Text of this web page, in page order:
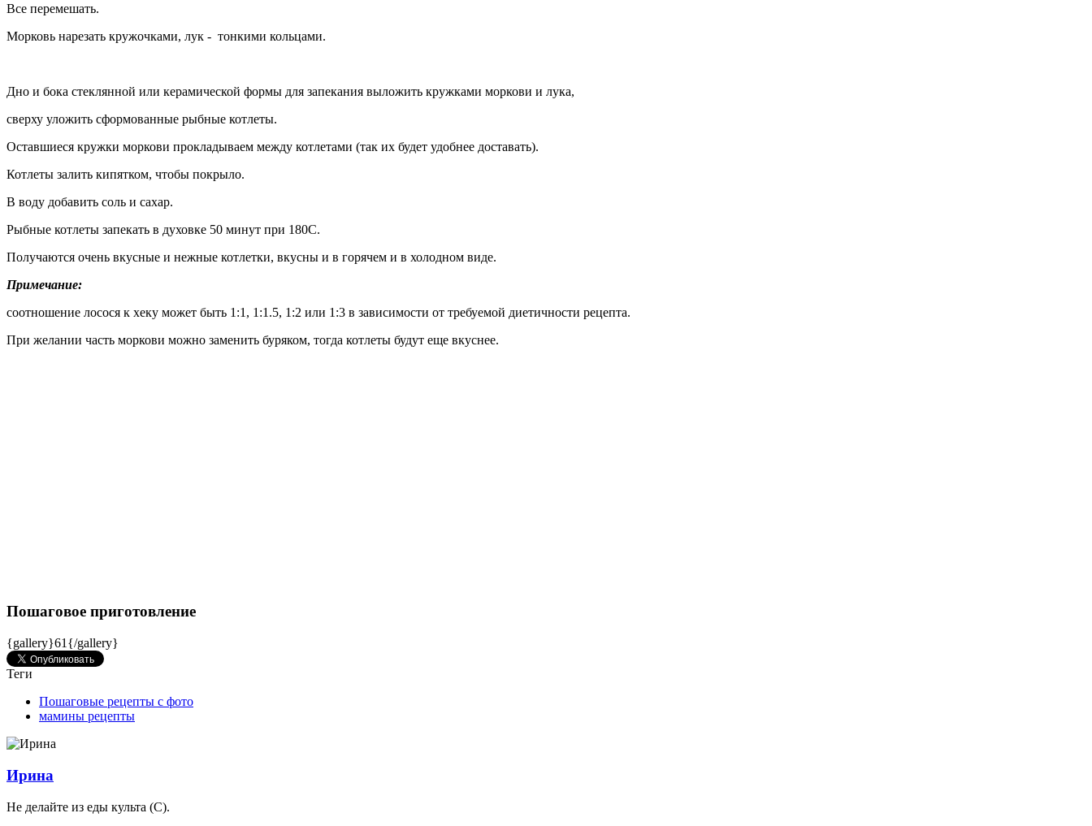
Все перемешать.
Морковь нарезать кружочками, лук - тонкими кольцами.
Дно и бока стеклянной или керамической формы для запекания выложить кружками моркови и лука,
сверху уложить сформованные рыбные котлеты.
Оставшиеся кружки моркови прокладываем между котлетами (так их будет удобнее доставать).
Котлеты залить кипятком, чтобы покрыло.
В воду добавить соль и сахар.
Рыбные котлеты запекать в духовке 50 минут при 180С.
Получаются очень вкусные и нежные котлетки, вкусны и в горячем и в холодном виде.
Примечание:
соотношение лосося к хеку может быть 1:1, 1:1.5, 1:2 или 1:3 в зависимости от требуемой диетичности рецепта.
При желании часть моркови можно заменить буряком, тогда котлеты будут еще вкуснее.
Пошаговое приготовление
{gallery}61{/gallery}
Теги
Пошаговые рецепты с фото
мамины рецепты
Ирина
Не делайте из еды культа (C).